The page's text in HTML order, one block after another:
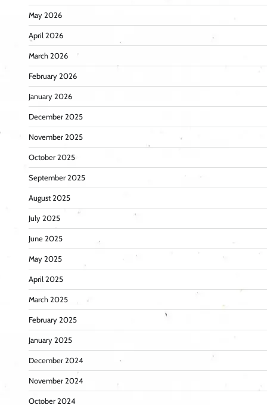
May 2026
April 2026
March 2026
February 2026
January 2026
December 2025
November 2025
October 2025
September 2025
August 2025
July 2025
June 2025
May 2025
April 2025
March 2025
February 2025
January 2025
December 2024
November 2024
October 2024